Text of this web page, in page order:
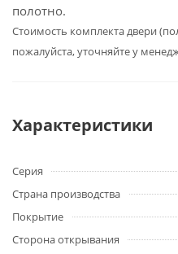
полотно.
Cтоимость комплекта двери
пожалуйста, уточняйте у
Характеристики
Серия
Страна производства
Покрытие
Сторона открывания